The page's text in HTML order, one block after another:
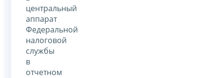
центральный
аппарат
Федеральной
налоговой
службы
в
отчетном